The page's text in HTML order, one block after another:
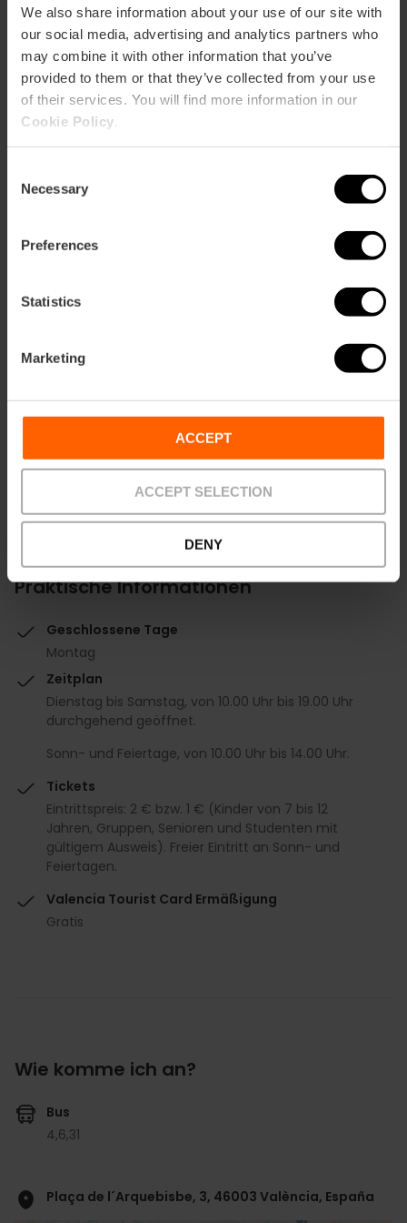
We also share information about your use of our site with
our social media, advertising and analytics partners who
may combine it with other information that you’ve
provided to them or that they’ve collected from your use
of their services. You will find more information in our
Cookie Policy
Selection
Necessary
Preferences
Statistics
Marketing
ACCEPT
ACCEPT SELECTION
DENY
Praktische Informationen
Geschlossene Tage
Montag
Zeitplan
Dienstag bis Samstag, von 10.00 Uhr bis 19.00 Uhr
durchgehend geöffnet.
Sonn- und Feiertage, von 10.00 Uhr bis 14.00 Uhr.
Tickets
Eintrittspreis: 2 € bzw. 1 € (Kinder von 7 bis 12
Jahren, Gruppen, Senioren und Studenten mit
gültigem Ausweis). Freier Eintritt an Sonn- und
Feiertagen.
Valencia Tourist Card Ermäßigung
Gratis
Wie komme ich an?
Bus
4,6,31
Plaça de l´Arquebisbe, 3, 46003 València, España